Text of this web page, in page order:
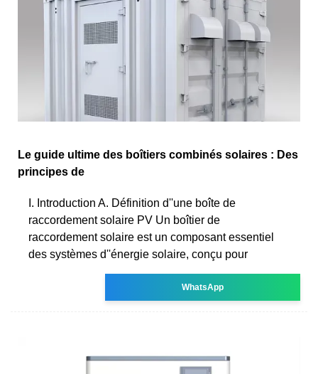
Le guide ultime des boîtiers combinés solaires : Des
principes de
I. Introduction A. Définition d''une boîte de
raccordement solaire PV Un boîtier de
raccordement solaire est un composant essentiel
des systèmes d''énergie solaire, conçu pour
WhatsApp